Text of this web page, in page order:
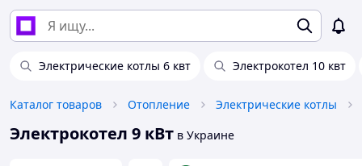
Электрические котлы 6 квт Электрокотел 10 квт
Каталог товаров Отопление Электрические котлы
Электрокотел 9 кВт в Украине